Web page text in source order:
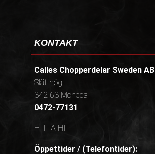
KONTAKT
Calles Chopperdelar Sweden AB
Slätthög
342 63 Moheda
0472-77131
HITTA HIT
Öppettider / (Telefontider):